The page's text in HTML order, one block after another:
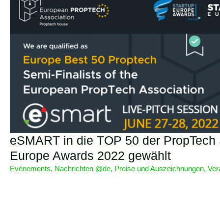
eSMART in die TOP 50 der
Europe Awards 2022 gewählt
Evénements, Nachrichten @de, Preise und Auszeichnungen,